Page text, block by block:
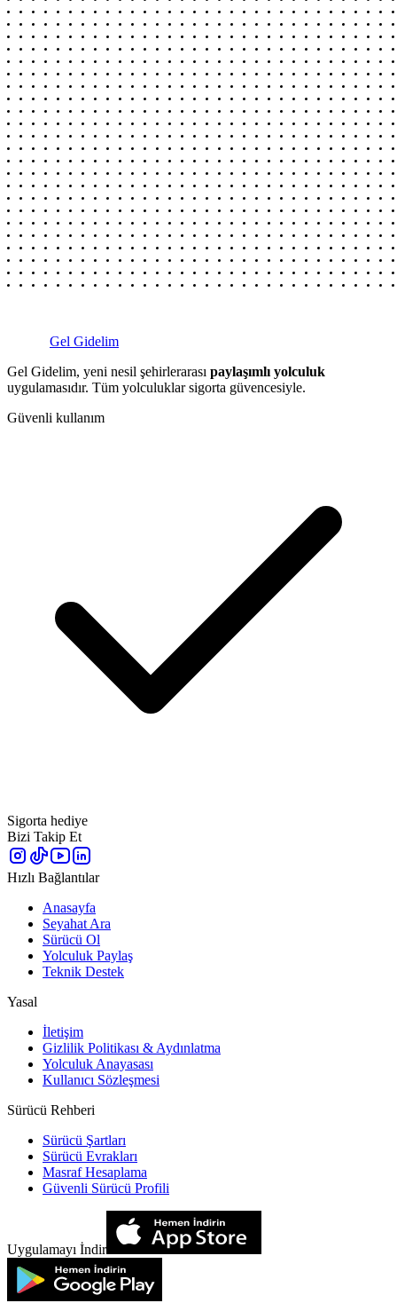
Gel Gidelim
Gel Gidelim, yeni nesil şehirlerarası paylaşımlı yolculuk
uygulamasıdır. Tüm yolculuklar sigorta güvencesiyle.
Güvenli kullanım
Sigorta hediye
Bizi Takip Et
Hızlı Bağlantılar
Anasayfa
Seyahat Ara
Sürücü Ol
Yolculuk Paylaş
Teknik Destek
Yasal
İletişim
Gizlilik Politikası & Aydınlatma
Yolculuk Anayasası
Kullanıcı Sözleşmesi
Sürücü Rehberi
Sürücü Şartları
Sürücü Evrakları
Masraf Hesaplama
Güvenli Sürücü Profili
Uygulamayı İndir